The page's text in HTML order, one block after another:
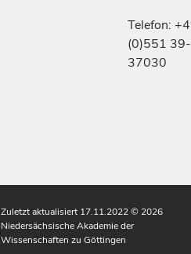
Telefon:
(0)551 39-
37030
Zuletzt aktualisiert 17.11.2022© 2026
Niedersächsische Akademie der
Wissenschaften zu Göttingen